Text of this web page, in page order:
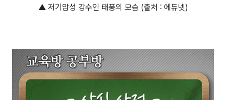
▲ 저기압성 강수인 태풍의 모습 (출처 : 에듀넷)